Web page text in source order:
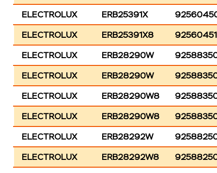
ELECTROLUX
ERB25391X
ELECTROLUX
ERB25391X8
ELECTROLUX
ERB28290W
ELECTROLUX
ERB28290W
ELECTROLUX
ERB28290W8
ELECTROLUX
ERB28290W8
ELECTROLUX
ERB28292W
ELECTROLUX
ERB28292W8